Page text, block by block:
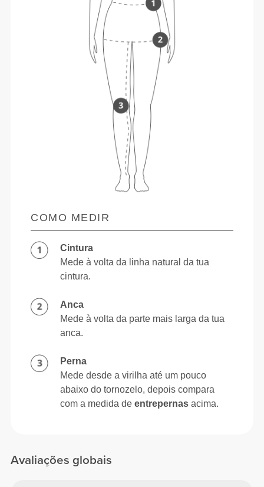
Avaliações globais
COMO MEDIR
Cintura
Mede à volta da linha natural da tua
cintura.
Anca
Mede à volta da parte mais larga da tua
anca.
Perna
Mede desde a virilha até um pouco
abaixo do tornozelo, depois compara
com a medida deentrepernas acima.